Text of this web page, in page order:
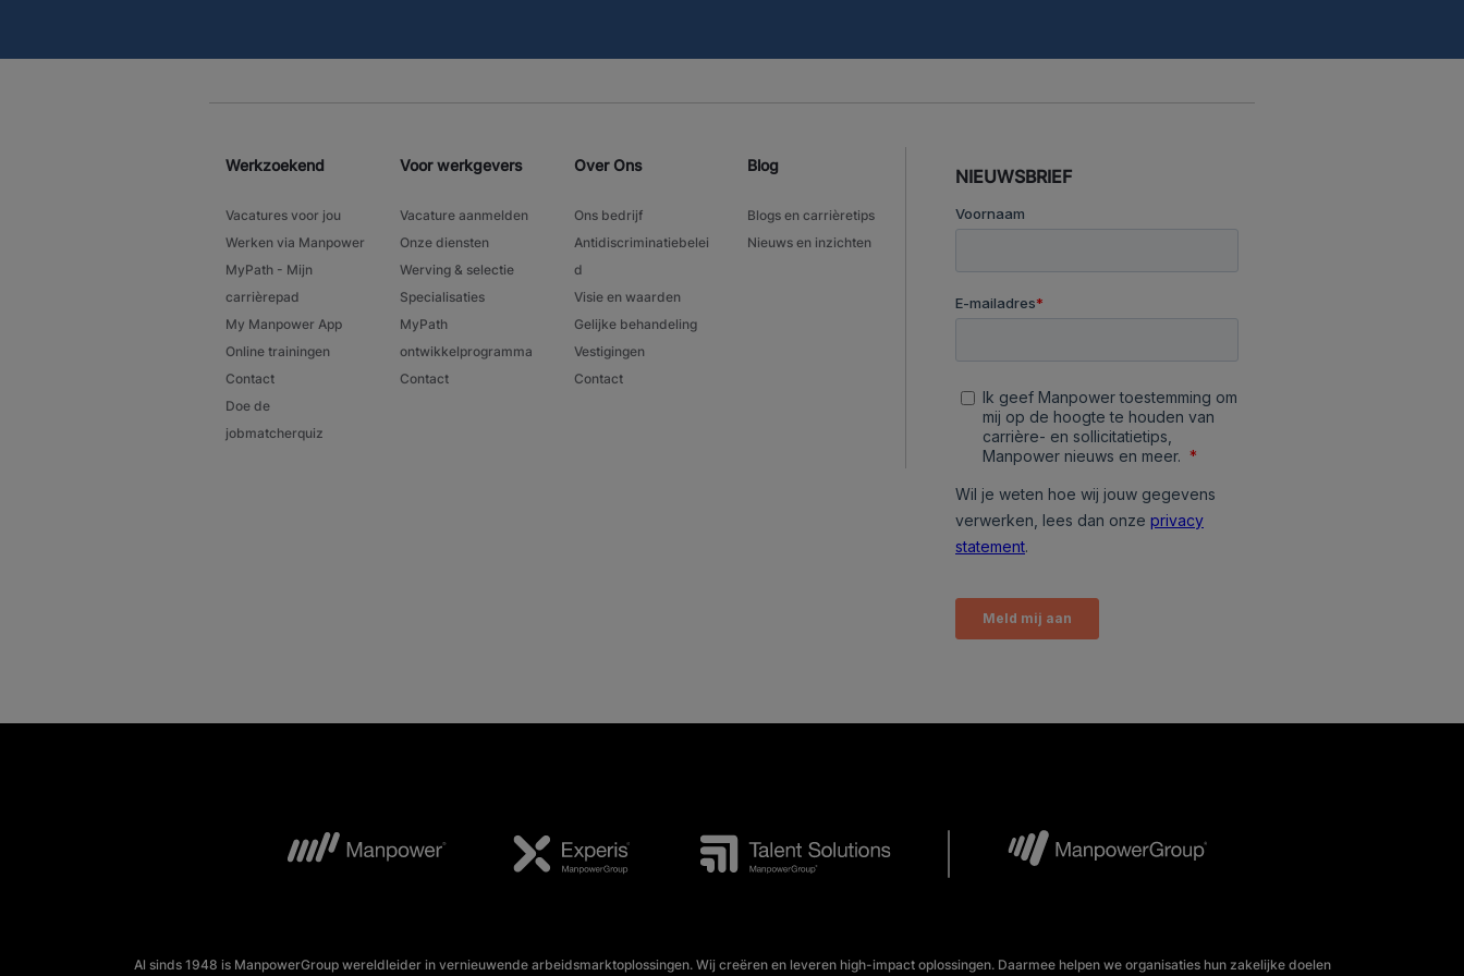
Werkzoekend
Vacatures voor jou
Werken via Manpower
MyPath - Mijn
carrièrepad
My Manpower App
Online trainingen
Contact
Doe de
jobmatcherquiz
Voor werkgevers
Vacature aanmelden
Onze diensten
Werving & selectie
Specialisaties
MyPath
ontwikkelprogramma
Contact
Over Ons
Ons bedrijf
Antidiscriminatiebelei
d
Visie en waarden
Gelijke behandeling
Vestigingen
Contact
Blog
Blogs en carrièretips
Nieuws en inzichten
NIEUWSBRIEF
Al sinds 1948 is ManpowerGroup wereldleider in vernieuwende arbeidsmarktoplossingen. Wij creëren en leveren high-impact oplossingen. Daarmee helpen we organisaties hun zakelijke doelen